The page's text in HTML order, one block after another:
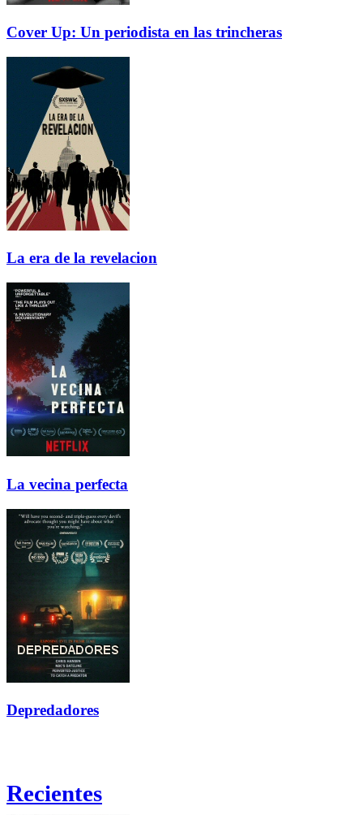
Cover Up: Un periodista en las trincheras
La era de la revelacion
La vecina perfecta
Depredadores
Recientes